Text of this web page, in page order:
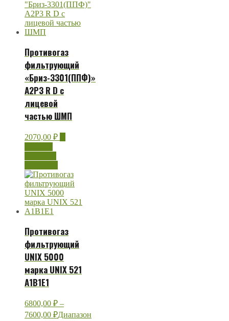
Противогаз
фильтрующий
«Бриз-3301(ППФ)»
А2Р3 R D с
лицевой
частью ШМП
2070,00 ₽
Противогаз
фильтрующий
UNIX 5000
марка UNIX 521
А1В1Е1
6800,00 ₽ –
7600,00 ₽Диапазон